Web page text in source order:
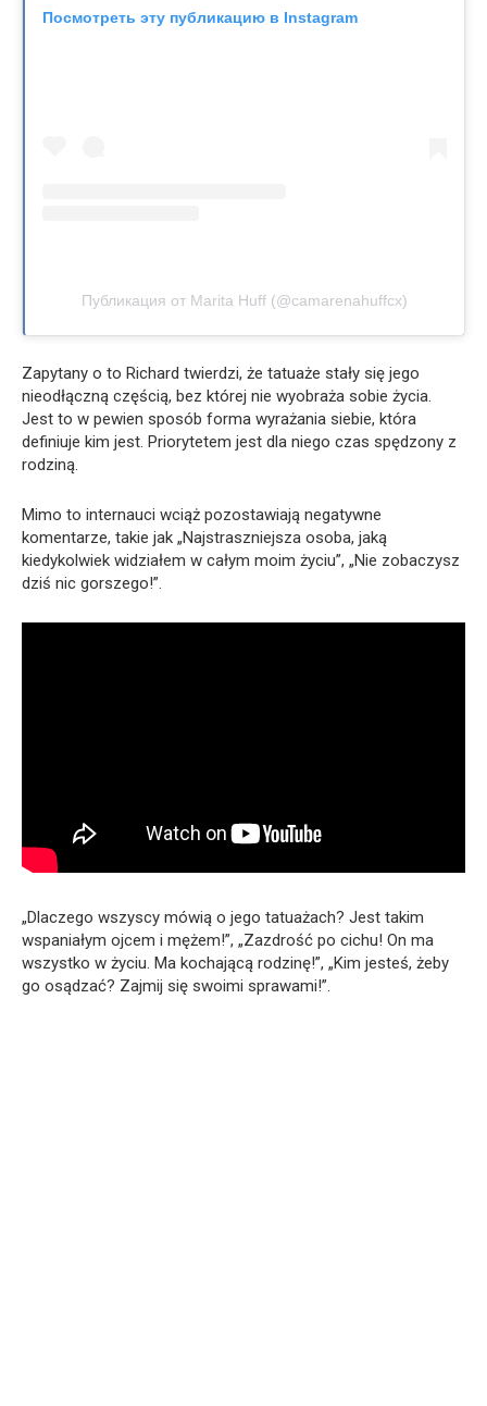
Посмотреть эту публикацию в Instagram
Публикация от Marita Huff (@camarenahuffcx)
Zapytany o to Richard twierdzi, że tatuaże stały się jego
nieodłączną częścią, bez której nie wyobraża sobie życia.
Jest to w pewien sposób forma wyrażania siebie, która
definiuje kim jest. Priorytetem jest dla niego czas spędzony z
rodziną.
Mimo to internauci wciąż pozostawiają negatywne
komentarze, takie jak „Najstraszniejsza osoba, jaką
kiedykolwiek widziałem w całym moim życiu”, „Nie zobaczysz
dziś nic gorszego!”.
„Dlaczego wszyscy mówią o jego tatuażach? Jest takim
wspaniałym ojcem i mężem!”, „Zazdrość po cichu! On ma
wszystko w życiu. Ma kochającą rodzinę!”, „Kim jesteś, żeby
go osądzać? Zajmij się swoimi sprawami!”.